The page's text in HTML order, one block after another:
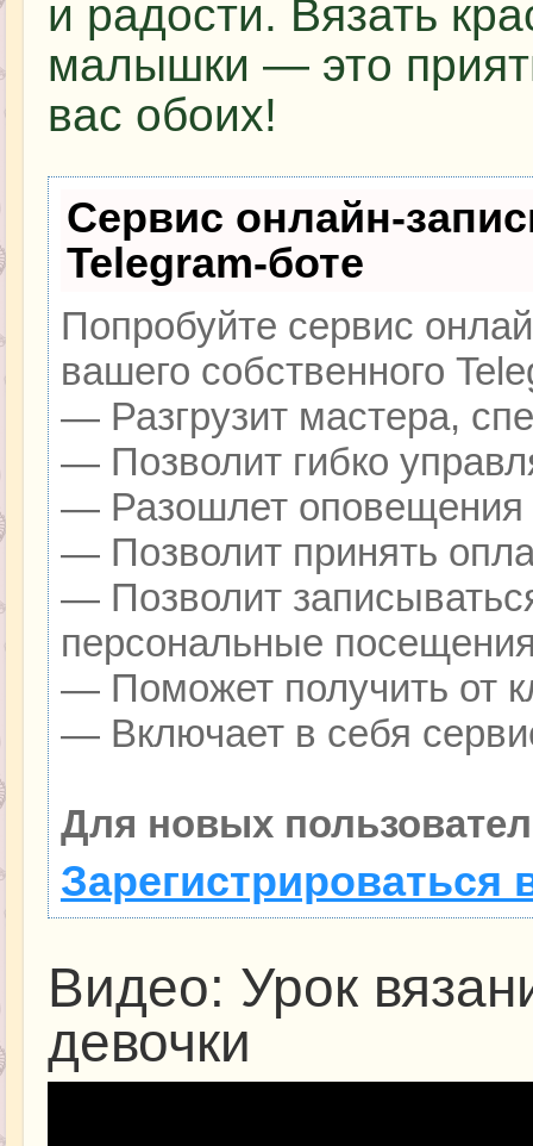
и радости. Вязать
малышки — это
вас обоих!
Сервис онлайн-
Telegram-боте
Попробуйте сервис
вашего собственного
— Разгрузит мастера,
— Позволит гибко
— Разошлет оповещения
— Позволит принять
— Позволит
персональные
— Поможет получить от
— Включает в себя
Для новых
Зарегистрироваться
Видео: Урок
девочки